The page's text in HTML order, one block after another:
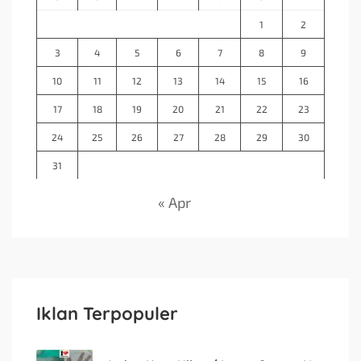
1 2
3 4 5 6 7 8 9
10 11 12 13 14 15 16
17 18 19 20 21 22 23
24 25 26 27 28 29 30
31
« Apr
Iklan Terpopuler